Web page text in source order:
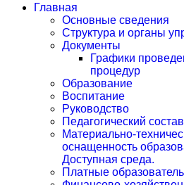
Главная
Основные сведения
Структура и органы
Документы
Графики
процедур
Образование
Воспитание
Руководство
Педагогический состав
Материально-
оснащенность
Доступная среда.
Платные